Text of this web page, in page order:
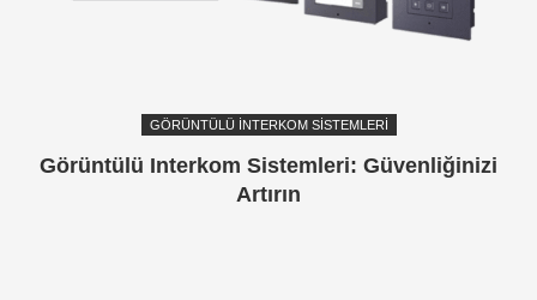
GÖRÜNTÜLÜ İNTERKOM SISTEMLERI
Görüntülü Interkom Sistemleri: Güvenliğinizi
Artırın